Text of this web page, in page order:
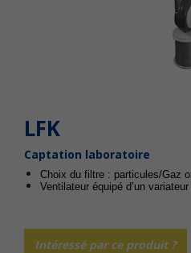
LFK
Captation laboratoire
Choix du filtre : particules/Gaz
Ventilateur équipé d’un
Intéressé par ce produit ?